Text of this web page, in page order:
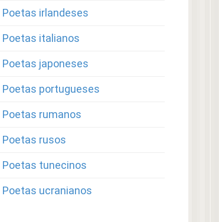
Poetas irlandeses
Poetas italianos
Poetas japoneses
Poetas portugueses
Poetas rumanos
Poetas rusos
Poetas tunecinos
Poetas ucranianos